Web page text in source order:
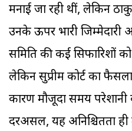
मनाई जा रही थीं, लेकिन
उनके ऊपर भारी
समिति की कई सिफारिशों
लेकिन सुप्रीम कोर्ट का
कारण मौजूदा समय
दरअसल, यह अनिश्चितता